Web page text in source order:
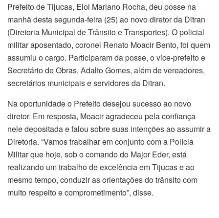
Prefeito de Tijucas, Eloi Mariano Rocha, deu posse na
manhã desta segunda-feira (25) ao novo diretor da Ditran
(Diretoria Municipal de Trânsito e Transportes). O policial
militar aposentado, coronel Renato Moacir Bento, foi quem
assumiu o cargo. Participaram da posse, o vice-prefeito e
Secretário de Obras, Adalto Gomes, além de vereadores,
secretários municipais e servidores da Ditran.
Na oportunidade o Prefeito desejou sucesso ao novo
diretor. Em resposta, Moacir agradeceu pela confiança
nele depositada e falou sobre suas intenções ao assumir a
Diretoria. “Vamos trabalhar em conjunto com a Polícia
Militar que hoje, sob o comando do Major Eder, está
realizando um trabalho de excelência em Tijucas e ao
mesmo tempo, conduzir as orientações do trânsito com
muito respeito e comprometimento”, disse.